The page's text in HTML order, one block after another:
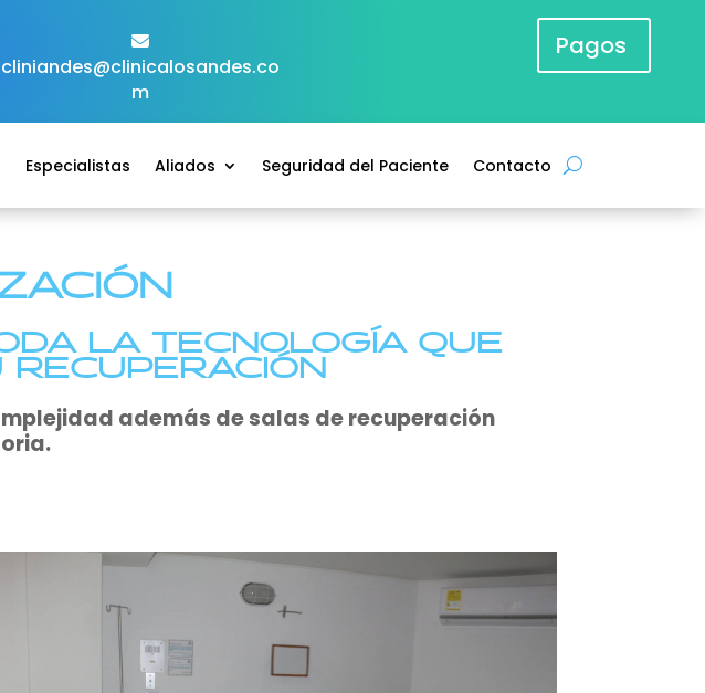
cliniandes@clinicalosandes.co
m
Pagos
Especialistas Aliados Seguridad del Paciente Contacto
LA TECNOLOGÍA QUE
RECUPERACIÓN
además de salas de recuperación